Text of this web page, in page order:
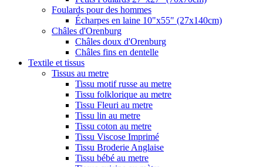
Foulards pour des hommes
Écharpes en laine 10"x55" (27x140cm)
Châles d'Orenburg
Châles doux d'Orenburg
Châles fins en dentelle
Textile et tissus
Tissus au metre
Tissu motif russe au metre
Tissu folklorique au metre
Tissu Fleuri au metre
Tissu lin au metre
Tissu coton au metre
Tissu Viscose Imprimé
Tissu Broderie Anglaise
Tissu bébé au metre